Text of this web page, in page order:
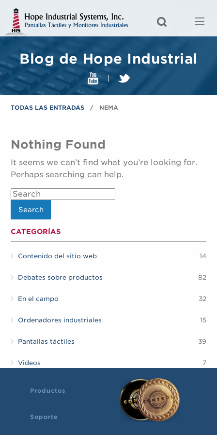
Blog de Hope Industrial
TODAS LAS ENTRADAS NEMA
Nothing Found
It seems we can’t find what you’re looking for.
Perhaps searching can help.
CATEGORÍAS
Contenido del sitio web 14
Debates sobre productos 82
En el campo 32
Ordenadores industriales 15
Pantallas táctiles 39
Videos 7
Productos
Soporte